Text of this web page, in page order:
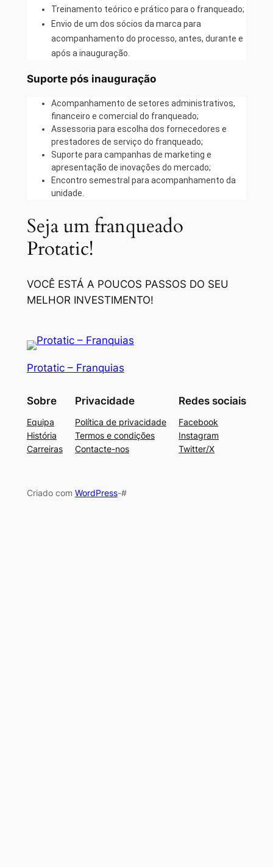
Treinamento teórico e prático para o franqueado;
Envio de um dos sócios da marca para
acompanhamento do processo, antes, durante e
após a inauguração.
Suporte pós inauguração
Acompanhamento de setores administrativos,
financeiro e comercial do franqueado;
Assessoria para escolha dos fornecedores e
prestadores de serviço do franqueado;
Suporte para campanhas de marketing e
apresentação de inovações do mercado;
Encontro semestral para acompanhamento da
unidade.
Seja um franqueado
Protatic!
VOCÊ ESTÁ A POUCOS PASSOS DO SEU
MELHOR INVESTIMENTO!
Protatic – Franquias
Sobre
Equipa
História
Carreiras
Privacidade
Política de privacidade
Termos e condições
Contacte-nos
Redes sociais
Facebook
Instagram
Twitter/X
Criado com WordPress-#